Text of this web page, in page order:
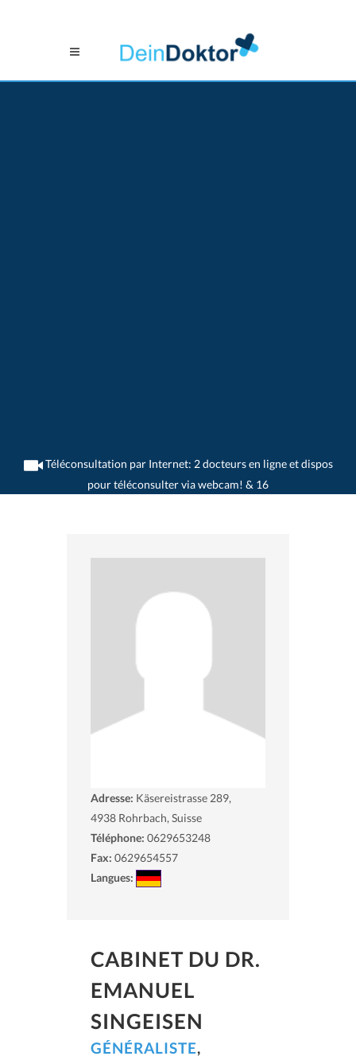
Téléconsultation par Internet: 2 docteurs en ligne et dispos
pour téléconsulter via webcam! & 16
>Généralistes>Rohrbach>Dr. Emanuel Singeisen>Cabinet du Dr. Emanuel
Adresse: Käsereistrasse 289,
4938 Rohrbach, Suisse
Téléphone: 0629653248
Fax: 0629654557
Langues:
CABINET DU DR.
EMANUEL
SINGEISEN
GÉNÉRALISTE,